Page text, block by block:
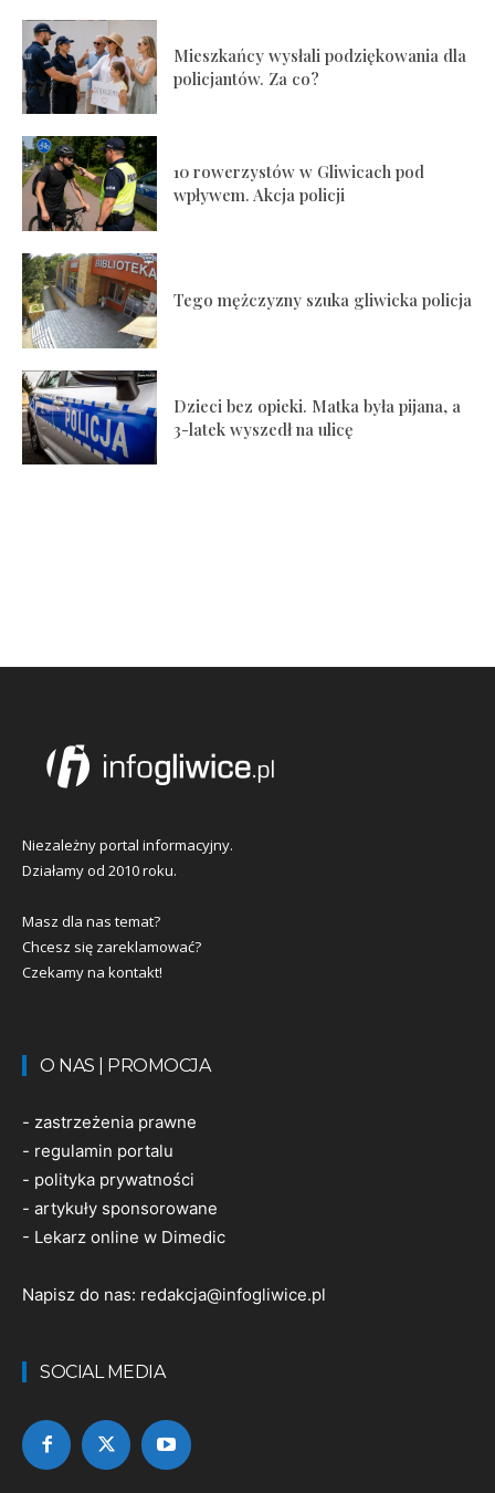
Mieszkańcy wysłali podziękowania dla
policjantów. Za co?
10 rowerzystów w Gliwicach pod
wpływem. Akcja policji
Tego mężczyzny szuka gliwicka policja
Dzieci bez opieki. Matka była pijana, a
3-latek wyszedł na ulicę
Niezależny portal informacyjny.
Działamy od 2010 roku.
Masz dla nas temat?
Chcesz się zareklamować?
Czekamy na kontakt!
O NAS | PROMOCJA
- zastrzeżenia prawne
- regulamin portalu
- polityka prywatności
- artykuły sponsorowane
- Lekarz online w Dimedic
Napisz do nas: redakcja@infogliwice.pl
SOCIAL MEDIA